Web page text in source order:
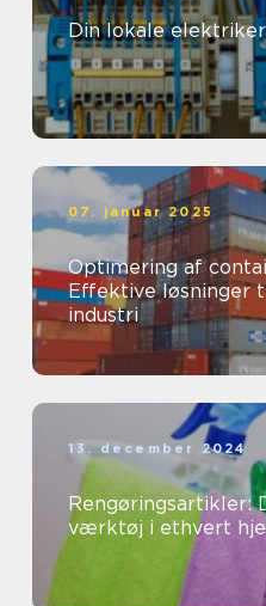
Din lokale
07. januar 2025
Optimering af
Effektive løsninger
industri
13. december 2024
Rengøringsartikler:
værktøj i ethvert